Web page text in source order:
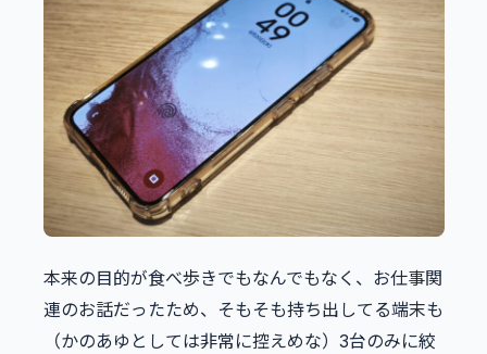
本来の目的が食べ歩きでもなんでもなく、お仕事関
連のお話だったため、そもそも持ち出してる端末も
（かのあゆとしては非常に控えめな）3台のみに絞